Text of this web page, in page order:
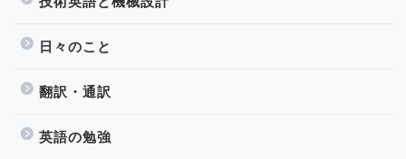
日々のこと
翻訳・通訳
英語の勉強